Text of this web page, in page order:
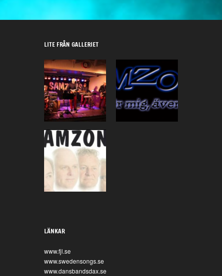
LITE FRÅN GALLERIET
Säsongsavslutning
i Degerfors
LÄNKAR
www.fjl.se
www.swedensongs.se
www.dansbandsdax.se